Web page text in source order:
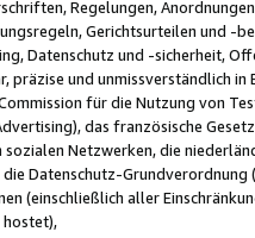
Regelungen,
Gerichtsurteilen und -
Datenschutz und -sicherheit,
präzise und unmissverständlich
für die Nutzung von
das französische
sozialen Netzwerken, die
Datenschutz-
(einschließlich aller
hostet),